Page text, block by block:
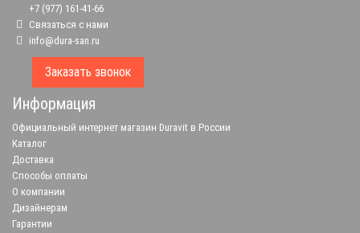
+7 (977) 161-41-66
Связаться с нами
info@dura-san.ru
Заказать звонок
Информация
Официальный интернет магазин Duravit в России
Каталог
Доставка
Способы оплаты
О компании
Дизайнерам
Гарантии